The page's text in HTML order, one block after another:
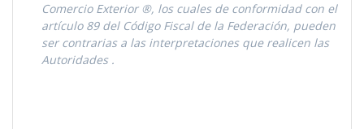
Comercio Exterior ®, los cuales de conformidad con el
artículo 89 del Código Fiscal de la Federación, pueden
ser contrarias a las interpretaciones que realicen las
Autoridades .